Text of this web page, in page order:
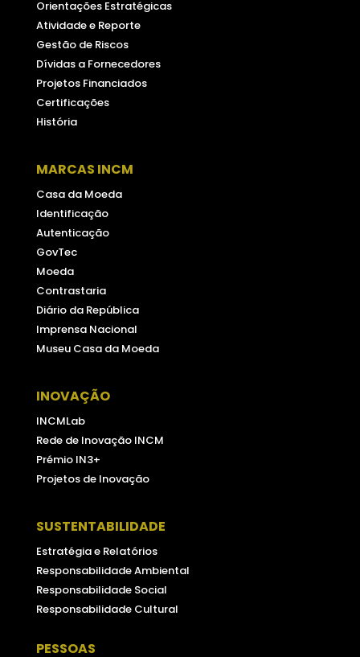
Orientações Estratégicas
Atividade e Reporte
Gestão de Riscos
Dívidas a Fornecedores
Projetos Financiados
Certificações
História
MARCAS INCM
Casa da Moeda
Identificação
Autenticação
GovTec
Moeda
Contrastaria
Diário da República
Imprensa Nacional
Museu Casa da Moeda
INOVAÇÃO
INCMLab
Rede de Inovação INCM
Prémio IN3+
Projetos de Inovação
SUSTENTABILIDADE
Estratégia e Relatórios
Responsabilidade Ambiental
Responsabilidade Social
Responsabilidade Cultural
PESSOAS